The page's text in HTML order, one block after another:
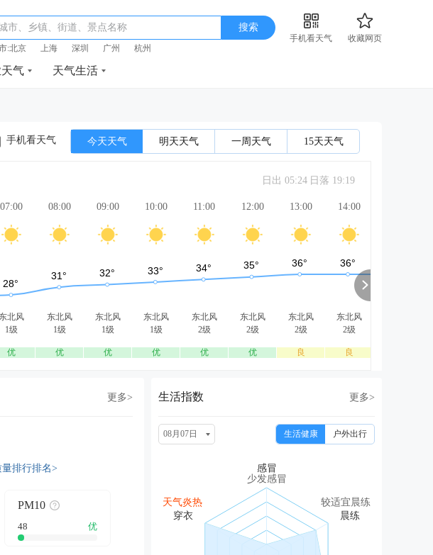
市、乡镇、街道、景点名称 搜索
手机看天气
收藏网页
:北京 上海 深圳 广州 杭州
气 天气生活
手机看天气 今天天气 明天天气 一周天气 15天天气
日出 05:24 日落 19:19
07:00
东北风
1级
优
08:00
东北风
1级
优
09:00
东北风
1级
优
10:00
东北风
1级
优
11:00
东北风
2级
优
12:00
东北风
2级
优
13:00
东北风
2级
良
14:00
东北风
2级
良
更多>
排行排名>
PM10
48 优
生活指数 更多>
08月07日 生活健康 户外出行
少发感冒
天气炎热 较适宜晨练